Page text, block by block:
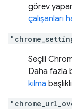
görev
çalışanları
Seçili
Daha fazla
kılma